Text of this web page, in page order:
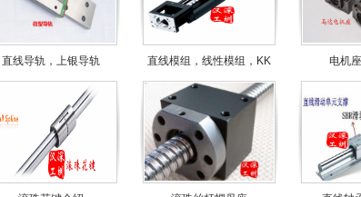
直线导轨，上银导轨 直线模组，线性模组，KK 电机